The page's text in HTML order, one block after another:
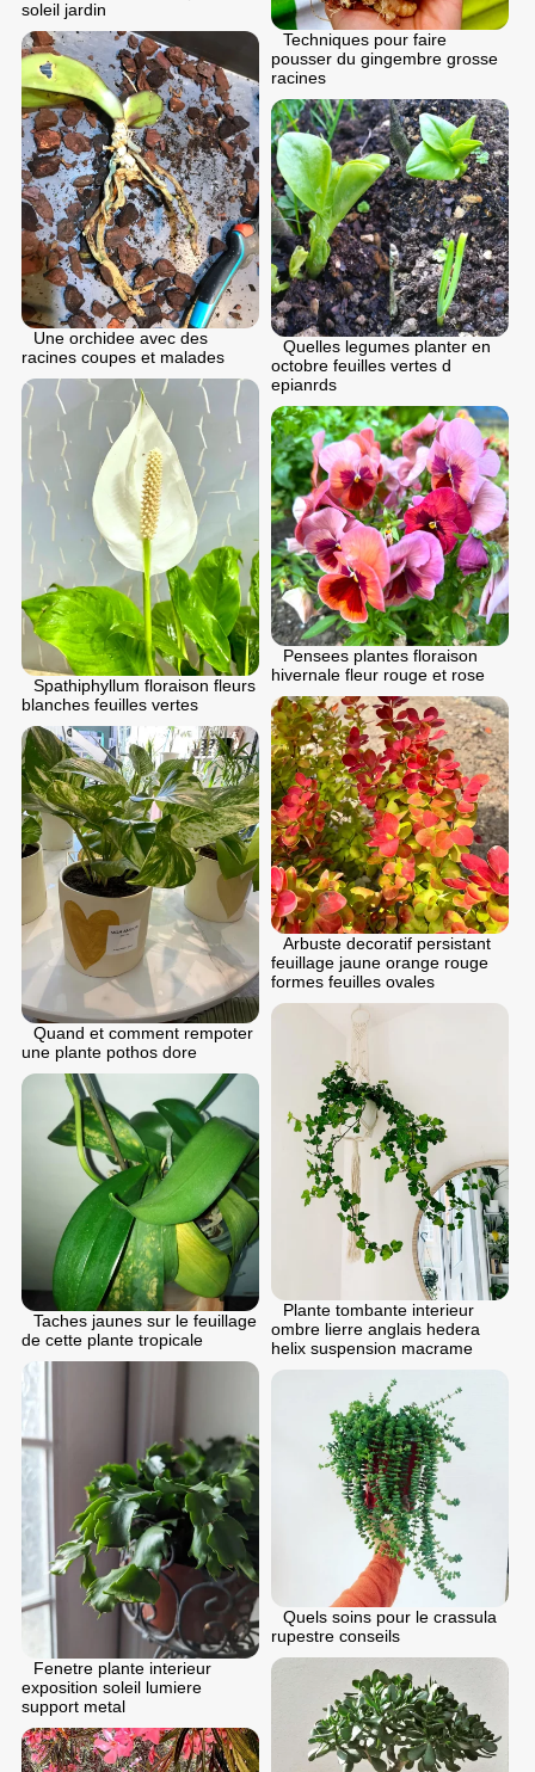
soleil jardin
Techniques pour faire
pousser du gingembre grosse
racines
Une orchidee avec des
racines coupes et malades
Quelles legumes planter en
octobre feuilles vertes d
epianrds
Spathiphyllum floraison fleurs
blanches feuilles vertes
Pensees plantes floraison
hivernale fleur rouge et rose
Arbuste decoratif persistant
feuillage jaune orange rouge
formes feuilles ovales
Quand et comment rempoter
une plante pothos dore
Plante tombante interieur
ombre lierre anglais hedera
helix suspension macrame
Taches jaunes sur le feuillage
de cette plante tropicale
Fenetre plante interieur
exposition soleil lumiere
support metal
Quels soins pour le crassula
rupestre conseils